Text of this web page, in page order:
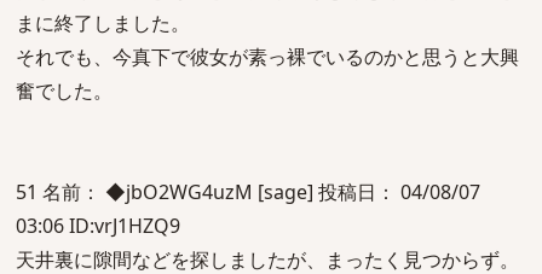
まに終了しました。
それでも、今真下で彼女が素っ裸でいるのかと思うと大興
奮でした。
51 名前： ◆jbO2WG4uzM [sage] 投稿日： 04/08/07
03:06 ID:vrJ1HZQ9
天井裏に隙間などを探しましたが、まったく見つからず。